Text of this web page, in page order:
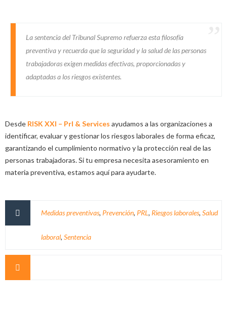
La sentencia del Tribunal Supremo refuerza esta filosofía
preventiva y recuerda que la seguridad y la salud de las personas
trabajadoras exigen medidas efectivas, proporcionadas y
adaptadas a los riesgos existentes.
Desde RISK XXI – Prl & Services ayudamos a las organizaciones a
identificar, evaluar y gestionar los riesgos laborales de forma eficaz,
garantizando el cumplimiento normativo y la protección real de las
personas trabajadoras. Si tu empresa necesita asesoramiento en
materia preventiva, estamos aquí para ayudarte.
Medidas preventivas, Prevención, PRL, Riesgos laborales, Salud
laboral, Sentencia